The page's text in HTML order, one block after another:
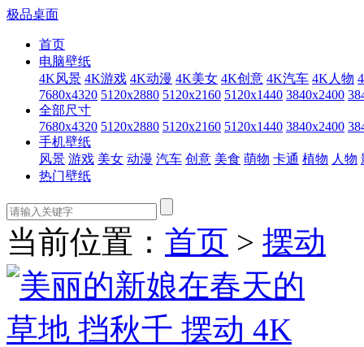
极品桌面
首页
电脑壁纸
4K风景 4K游戏 4K动漫 4K美女 4K创意 4K汽车 4K人物
7680x4320 5120x2880 5120x2160 5120x1440 3840x2400
全部尺寸
7680x4320 5120x2880 5120x2160 5120x1440 3840x2400
手机壁纸
风景 游戏 美女 动漫 汽车 创意 美食 萌物 卡通 植物 人物
热门壁纸
当前位置： 首页 > 摆动